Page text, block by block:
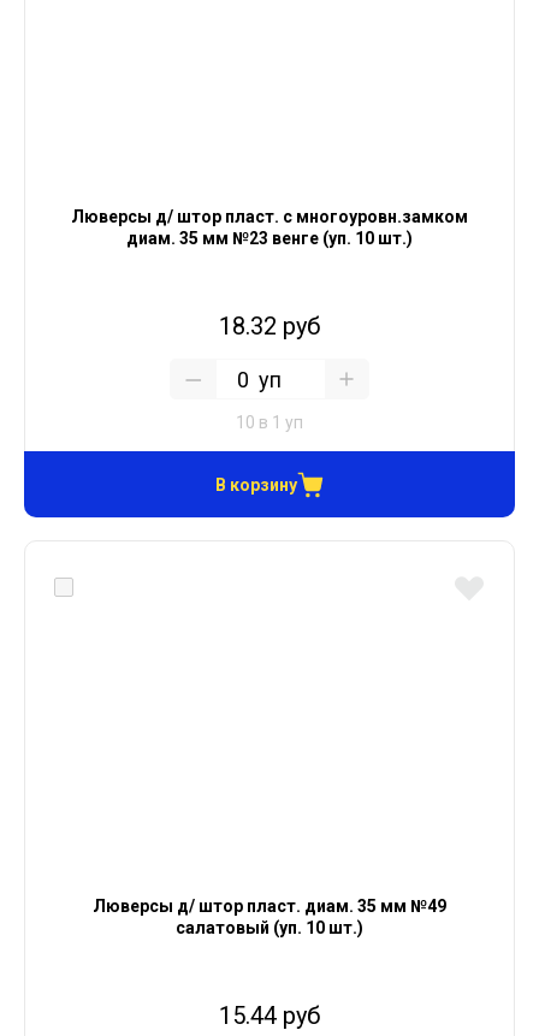
Люверсы д/ штор пласт. с многоуровн.замком
диам. 35 мм №23 венге (уп. 10 шт.)
18.32 руб
уп
10 в 1 уп
В корзину
Люверсы д/ штор пласт. диам. 35 мм №49
салатовый (уп. 10 шт.)
15.44 руб